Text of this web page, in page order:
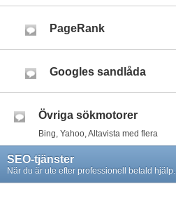
PageRank
Googles sandlåda
Övriga sökmotorer
Bing, Yahoo, Altavista med flera
SEO-tjänster
När du är ute efter professionell betald hjälp.